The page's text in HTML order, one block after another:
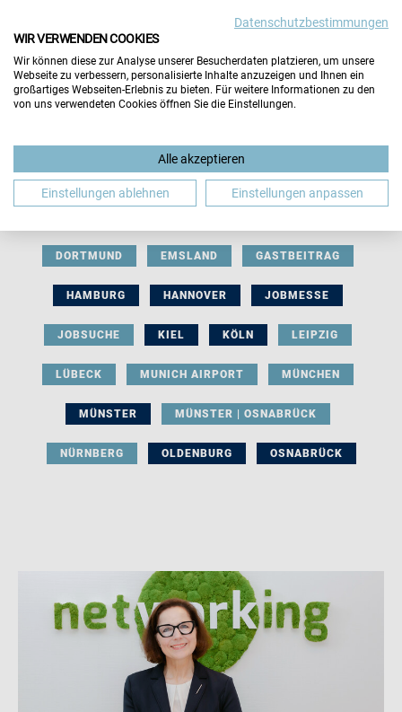
BERUFLICHE ORIENTIERUNG BEWERBUNG
DORTMUND EMSLAND GASTBEITRAG
HAMBURG HANNOVER JOBMESSE
JOBSUCHE KIEL KÖLN LEIPZIG
LÜBECK MUNICH AIRPORT MÜNCHEN
MÜNSTER MÜNSTER | OSNABRÜCK
NÜRNBERG OLDENBURG OSNABRÜCK
Datenschutzbestimmungen
WIR VERWENDEN COOKIES
Wir können diese zur Analyse unserer Besucherdaten platzieren, um unsere
Webseite zu verbessern, personalisierte Inhalte anzuzeigen und Ihnen ein
großartiges Webseiten-Erlebnis zu bieten. Für weitere Informationen zu den
von uns verwendeten Cookies öffnen Sie die Einstellungen.
Alle akzeptieren
Einstellungen ablehnen Einstellungen anpassen